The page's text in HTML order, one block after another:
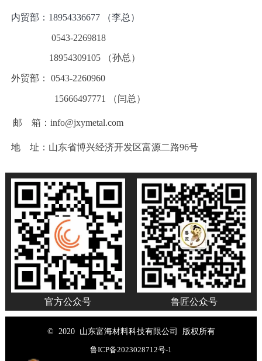
内贸部： 18954336677 （李总）
0543-2269818
18954309105 （孙总）
外贸部： 0543-2260960
15666497771 （闫总）
邮 箱：info@jxymetal.com
地 址：山东省博兴经济开发区富源二路96号
官方公众号 鲁匠公众号
© 2020 山东富海材料科技有限公司 版权所有
鲁ICP备2023028712号-1